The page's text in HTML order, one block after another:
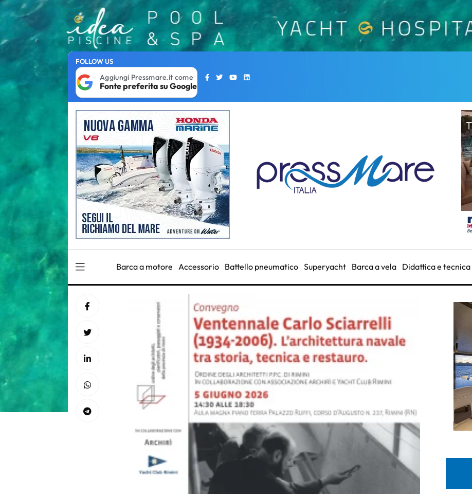
FOLLOW US
Aggiungi Pressmare.it come
Fonte preferita su Google
Barca a motore Accessorio Battello pneumatico Superyacht Barca a vela Didattica e tecnica